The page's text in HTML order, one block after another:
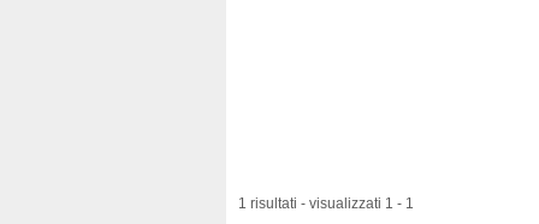
1 risultati - visualizzati 1 - 1